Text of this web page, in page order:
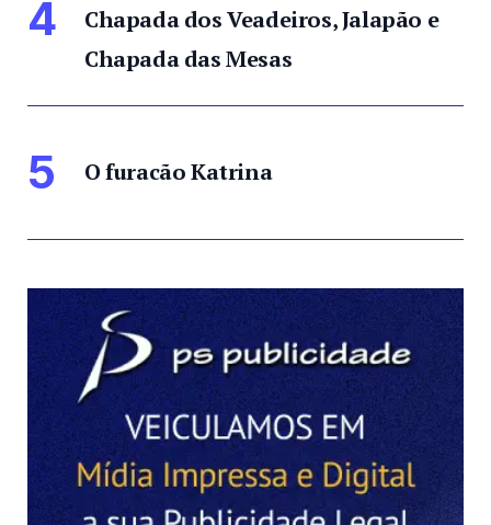
4
Chapada dos Veadeiros, Jalapão e
Chapada das Mesas
5 O furacão Katrina